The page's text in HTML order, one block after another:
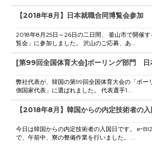
【2018年8月】日本就職合同博覧会参加
2018年8月25日～26日の二日間、 釜山市で開催
覧会」に参加しました。 沢山のご応募、あ...
[第99回全国体育大会]ボーリング部門 日
弊社代表が、韓国の第99回全国体育大会の「ボー
側国家代表」に選ばれました。 代表選手1...
【2018年8月】韓国からの内定技術者の入
今日は韓国からの内定技術者の入国日です。 eｰ
で、午前中、寮の整備作業を行いました。 ...